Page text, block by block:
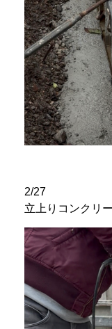
2/27
立上りコンクリ